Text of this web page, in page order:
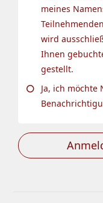
meines
wird
Ihnen
gestellt.
Ja, ich möchte